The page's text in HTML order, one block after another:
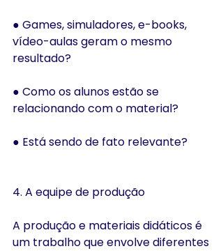
● Games, simuladores, e-books,
vídeo-aulas geram o mesmo
resultado?
● Como os alunos estão se
relacionando com o material?
● Está sendo de fato relevante?
4. A equipe de produção
A produção e materiais didáticos é
um trabalho que envolve diferentes